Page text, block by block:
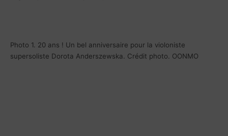
Photo 1. 20 ans ! Un bel anniversaire pour la violoniste
supersoliste Dorota Anderszewska. Crédit photo. OONMO